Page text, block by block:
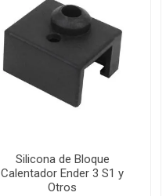
Silicona de Bloque
Calentador Ender 3 S1 y
Otros